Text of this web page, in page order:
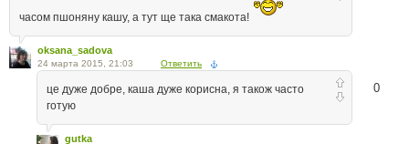
часом пшоняну кашу, а тут ще така смакота!
oksana_sadova
24 марта 2015, 21:03 Ответить
0
це дуже добре, каша дуже корисна, я також часто
готую
gutka